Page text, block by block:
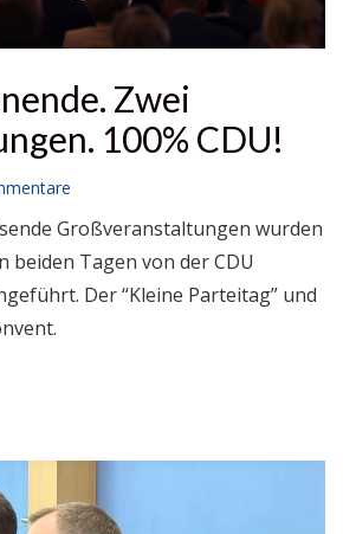
Zwei
100% CDU!
Großveranstaltungen wurden
beiden Tagen von der CDU
Der “Kleine Parteitag” und